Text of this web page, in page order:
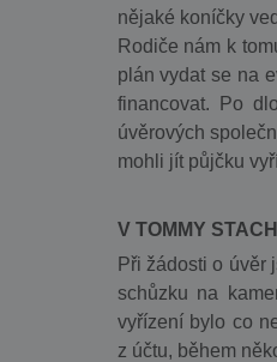
nějaké koníčky
Rodiče nám k
plán vydat se na
financovat. Po
úvěrových
mohli jít půjčku
V TOMMY
Při žádosti o úvěr
schůzku na
vyřízení bylo co
z účtu, během